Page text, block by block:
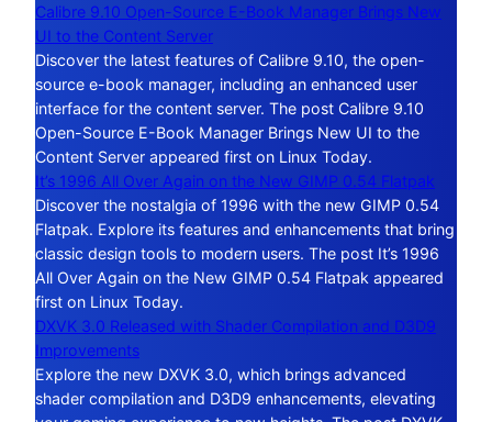
Calibre 9.10 Open-Source E-Book Manager Brings New
UI to the Content Server
Discover the latest features of Calibre 9.10, the open-
source e-book manager, including an enhanced user
interface for the content server. The post Calibre 9.10
Open-Source E-Book Manager Brings New UI to the
Content Server appeared first on Linux Today.
It’s 1996 All Over Again on the New GIMP 0.54 Flatpak
Discover the nostalgia of 1996 with the new GIMP 0.54
Flatpak. Explore its features and enhancements that bring
classic design tools to modern users. The post It’s 1996
All Over Again on the New GIMP 0.54 Flatpak appeared
first on Linux Today.
DXVK 3.0 Released with Shader Compilation and D3D9
Improvements
Explore the new DXVK 3.0, which brings advanced
shader compilation and D3D9 enhancements, elevating